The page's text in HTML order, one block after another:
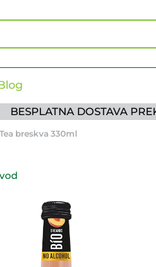
BESPLATNA DOSTAVA
breskva 330ml